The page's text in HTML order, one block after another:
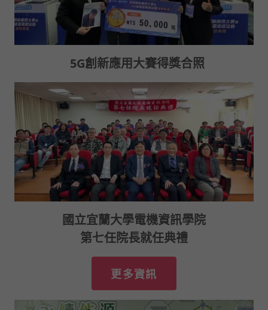
5G創新應用大賽得獎合照
國立宜蘭大學電機資訊學院
第七任院長就任典禮
更多資訊